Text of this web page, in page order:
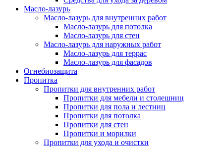
Масло-лазурь
Масло-лазурь для внутренних работ
Масло-лазурь для потолка
Масло-лазурь для стен
Масло-лазурь для наружных работ
Масло-лазурь для террас
Масло-лазурь для фасадов
Огнебиозащита
Пропитка
Пропитки для внутренних работ
Пропитки для мебели и столешниц
Пропитки для пола и лестниц
Пропитки для потолка
Пропитки для стен
Пропитки и морилки
Пропитки для ухода и очистки